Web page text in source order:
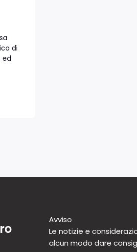
di
ed
Avviso
Le notizie e
alcun modo dare